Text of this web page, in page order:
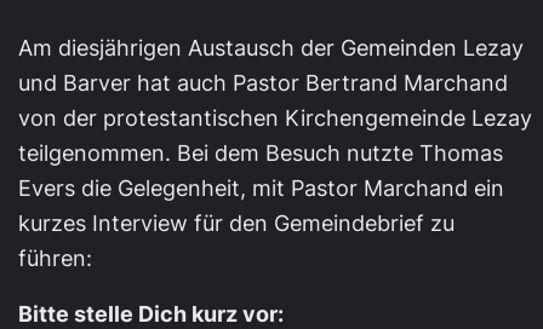
Am diesjährigen Austausch der Gemeinden Lezay
und Barver hat auch Pastor Bertrand Marchand
von der protestantischen Kirchengemeinde Lezay
teilgenommen. Bei dem Besuch nutzte Thomas
Evers die Gelegenheit, mit Pastor Marchand ein
kurzes Interview für den Gemeindebrief zu
führen:
Bitte stelle Dich kurz vor: